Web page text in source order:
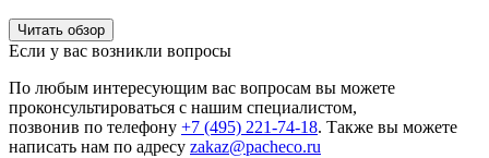
Читать обзор
Если у вас возникли вопросы
По любым интересующим вас вопросам вы можете
проконсультироваться с нашим специалистом,
позвонив по телефону +7 (495) 221-74-18. Также вы можете
написать нам по адресу zakaz@pacheco.ru